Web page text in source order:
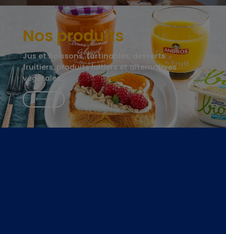
Nos produits
Jus et boissons, tartinables, desserts
fruitiers, produits laitiers et alternatives
végétales…
En savoir plus